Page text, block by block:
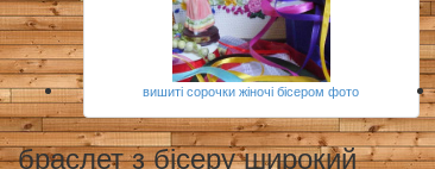
вишиті сорочки жіночі бісером фото
браслет з бісеру широкий